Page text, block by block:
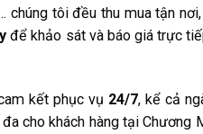
tôi đều thu mua tận
để khảo sát và báo giá trực
kết phục vụ 24/7, kể cả
cho khách hàng tại Chương